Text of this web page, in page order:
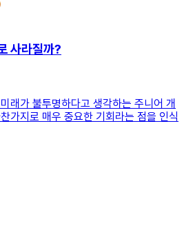
사라질까?
래가 불투명하다고 생각하는 주니어 개
가지로 매우 중요한 기회라는 점을 인식